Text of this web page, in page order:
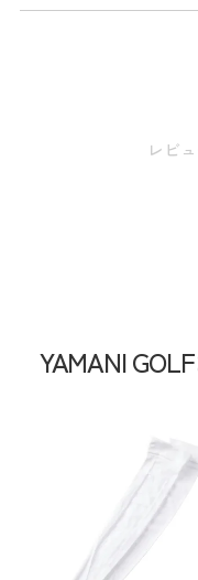
生産国
中国
レビ
YAMANI